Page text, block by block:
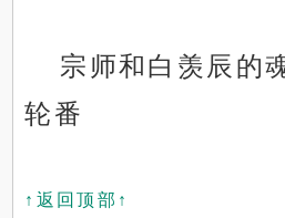
宗师和白羡辰的
轮番
↑返回顶部↑